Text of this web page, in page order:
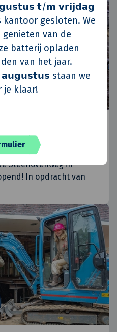
𝘁/𝗺 𝘃𝗿𝗶𝗷𝗱𝗮𝗴
gesloten. We
genieten van de
batterij opladen
van het jaar.
staan we
je klaar!
in
Utrecht
supermarkt en
Steenovenweg in
In opdracht van